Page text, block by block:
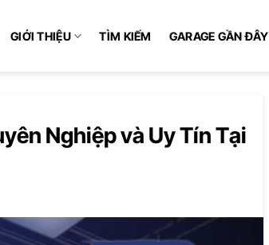
GIỚI THIỆU TÌM KIẾM GARAGE GẦN ĐÂY
Nghiệp và Uy Tín Tại